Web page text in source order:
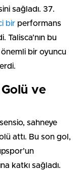
sağladı. 37.
bir performans
Talisca’nın bu
bir oyuncu
ve
sahneye
attı. Bu son gol,
katkı sağladı.